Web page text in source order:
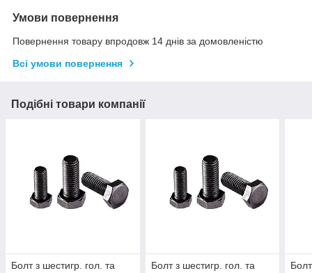
Умови повернення
Повернення товару впродовж 14 днів за домовленістю
Всі умови повернення
Подібні товари компанії
Болт з шестигр. гол. та
Болт з шестигр. гол. та